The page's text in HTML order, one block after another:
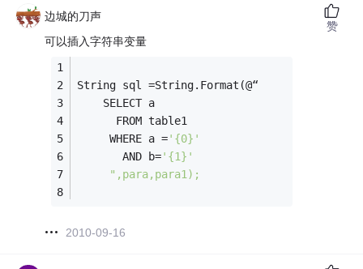
边城的刀声
可以插入字符串变量
String sql =String.Format(@“
    SELECT a
      FROM table1
     WHERE a =
'{0}'
       AND b=
'{1}'
",para,para1);
2010-09-16
赞